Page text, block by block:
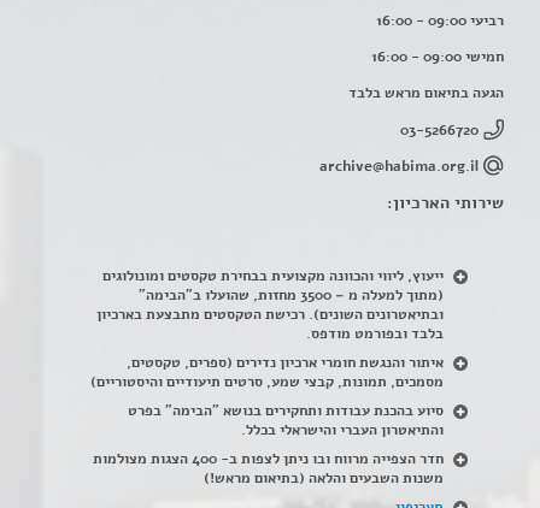
רביעי 09:00 - 16:00
חמישי 09:00 - 16:00
הגעה בתיאום מראש בלבד
03-5266720
archive@habima.org.il
שירותי הארכיון:
ייעוץ, ליווי והכוונה מקצועית בבחירת טקסטים ומונולוגים
(מתוך למעלה מ – 3500 מחזות, שהועלו ב"הבימה"
ובתיאטרונים השונים). רכישת הטקסטים מתבצעת בארכיון
בלבד ובפורמט מודפס.
איתור והנגשת חומרי ארכיון נדירים (ספרים, טקסטים,
מסמכים, תמונות, קבצי שמע, סרטים תיעודיים והיסטוריים)
סיוע בהכנת עבודות ותחקירים בנושא "הבימה" בפרט
והתיאטרון העברי והישראלי בכלל.
חדר הצפייה מרווח ובו ניתן לצפות ב- 400 הצגות מצולמות
משנות השבעים והלאה (בתיאום מראש!)